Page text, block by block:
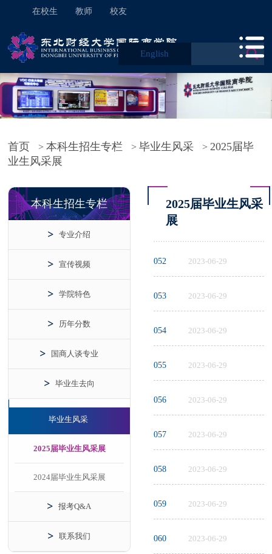
在校生 教师 校友
English
首页 >本科生招生专栏 >毕业生风采 > 2025届毕
业生风采展
本科生招生专栏
专业介绍
宣传视频
学院特色
历年分数
国商人谈专业
毕业生去向
毕业生风采
2025届毕业生风采展
2024届毕业生风采展
报考Q&A
联系我们
2025届毕业生风采
展
052 2023-06-29
053 2023-06-29
054 2023-06-29
055 2023-06-29
056 2023-06-29
057 2023-06-29
058 2023-06-29
059 2023-06-29
060 2023-06-29